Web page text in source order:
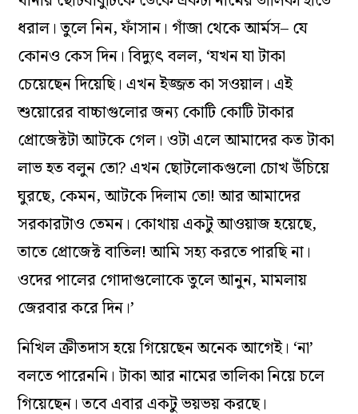
ধরাল। তুলে নিন, ফাঁসান। গাঁজা থেকে আর্মস– যে
কোনও কেস দিন। বিদ্যুৎ বলল, ‘যখন যা টাকা
চেয়েছেন দিয়েছি। এখন ইজ্জত কা সওয়াল। এই
শুয়োরের বাচ্চাগুলোর জন্য কোটি কোটি টাকার
প্রোজেক্টটা আটকে গেল। ওটা এলে আমাদের কত টাকা
লাভ হত বলুন তো? এখন ছোটলোকগুলো চোখ উঁচিয়ে
ঘুরছে, কেমন, আটকে দিলাম তো! আর আমাদের
সরকারটাও তেমন। কোথায় একটু আওয়াজ হয়েছে,
তাতে প্রোজেক্ট বাতিল! আমি সহ্য করতে পারছি না।
ওদের পালের গোদাগুলোকে তুলে আনুন, মামলায়
জেরবার করে দিন।’
নিখিল ক্রীতদাস হয়ে গিয়েছেন অনেক আগেই। ‘না’
বলতে পারেননি। টাকা আর নামের তালিকা নিয়ে চলে
গিয়েছেন। তবে এবার একটু ভয়ভয় করছে।